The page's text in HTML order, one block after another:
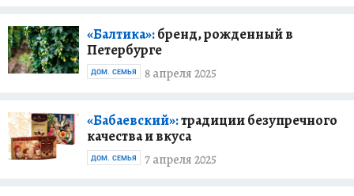
«Балтика»:бренд, рожденный в
Петербурге
8 апреля 2025
ДОМ. СЕМЬЯ
«Бабаевский»:традиции безупречного
качества и вкуса
7 апреля 2025
ДОМ. СЕМЬЯ